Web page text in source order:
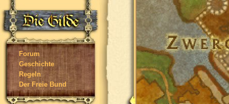
Forum
Geschichte
Regeln
Der Freie Bund